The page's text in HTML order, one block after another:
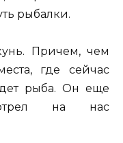
рыбалки.
Причем, чем
где сейчас
рыба. Он еще
на нас